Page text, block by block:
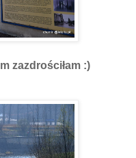
zazdrościłam :)